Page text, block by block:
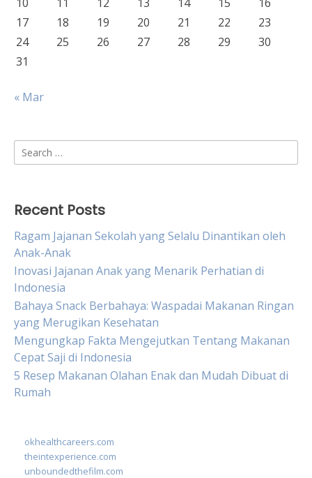
17
18 19 20 21 22
23
24
25 26 27 28 29
30
31
« Mar
Search
for:
Recent Posts
Ragam Jajanan Sekolah yang Selalu Dinantikan oleh
Anak-Anak
Inovasi Jajanan Anak yang Menarik Perhatian di
Indonesia
Bahaya Snack Berbahaya: Waspadai Makanan Ringan
yang Merugikan Kesehatan
Mengungkap Fakta Mengejutkan Tentang Makanan
Cepat Saji di Indonesia
5 Resep Makanan Olahan Enak dan Mudah Dibuat di
Rumah
okhealthcareers.com
theintexperience.com
unboundedthefilm.com